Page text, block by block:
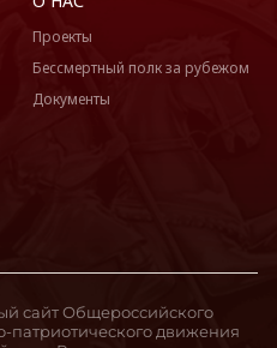
Проекты
Бессмертный полк за рубежом
Документы
сайт Общероссийского
патриотического движения